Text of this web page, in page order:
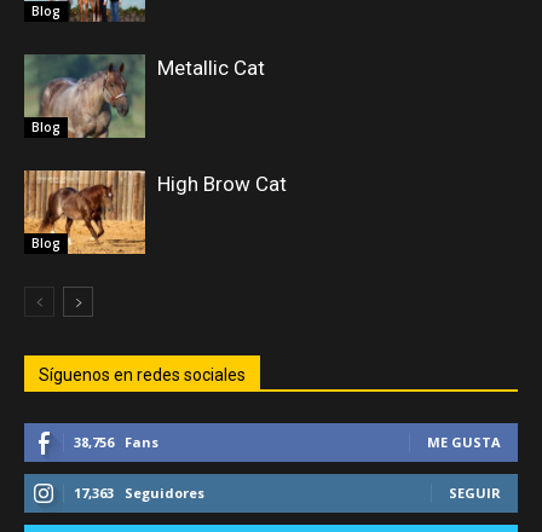
Blog
Blog
Metallic Cat
Blog
High Brow Cat
Síguenos en redes sociales
38,756 Fans ME GUSTA
17,363 Seguidores SEGUIR